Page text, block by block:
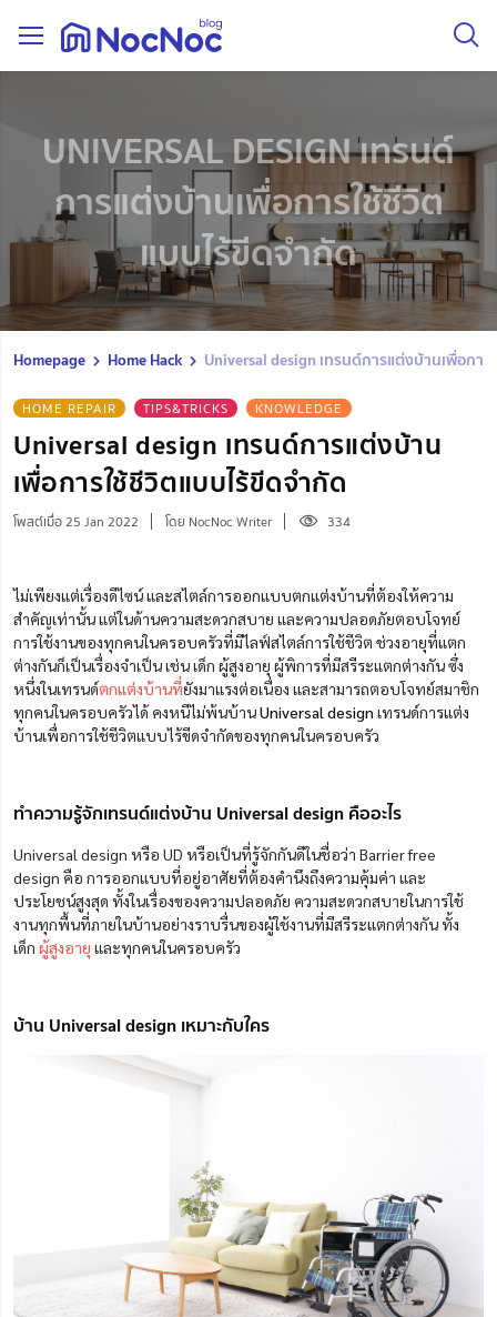
UNIVERSAL DESIGN เทรนด์
การแต่งบ้านเพื่อการใช้ชีวิต
แบบไร้ขีดจำกัด
Homepage Home Hack Universal design เทรนด์การแต่งบ้านเพื่อกา
HOME REPAIR TIPS&TRICKS KNOWLEDGE
Universal design เทรนด์การแต่งบ้าน
เพื่อการใช้ชีวิตแบบไร้ขีดจำกัด
โพสต์เมื่อ 25 Jan 2022 โดย NocNoc Writer 334
ไม่เพียงแต่เรื่องดีไซน์ และสไตล์การออกแบบตกแต่งบ้านที่ต้องให้ความ
สำคัญเท่านั้น แต่ในด้านความสะดวกสบาย และความปลอดภัยตอบโจทย์
การใช้งานของทุกคนในครอบครัวที่มีไลฟ์สไตล์การใช้ชีวิต ช่วงอายุที่แตก
ต่างกันก็เป็นเรื่องจำเป็น เช่น เด็ก ผู้สูงอายุ ผู้พิการที่มีสรีระแตกต่างกัน ซึ่ง
หนึ่งในเทรนด์ตกแต่งบ้านที่ยังมาแรงต่อเนื่อง และสามารถตอบโจทย์สมาชิก
ทุกคนในครอบครัวได้ คงหนีไม่พ้นบ้านUniversal design เทรนด์การแต่ง
บ้านเพื่อการใช้ชีวิตแบบไร้ขีดจำกัดของทุกคนในครอบครัว
ทำความรู้จักเทรนด์แต่งบ้าน Universal design คืออะไร
Universal design หรือ UD หรือเป็นที่รู้จักกันดีในชื่อว่า Barrier free
design คือ การออกแบบที่อยู่อาศัยที่ต้องคำนึงถึงความคุ้มค่า และ
ประโยชน์สูงสุด ทั้งในเรื่องของความปลอดภัย ความสะดวกสบายในการใช้
งานทุกพื้นที่ภายในบ้านอย่างราบรื่นของผู้ใช้งานที่มีสรีระแตกต่างกัน ทั้ง
เด็ก ผู้สูงอายุ และทุกคนในครอบครัว
บ้าน Universal design เหมาะกับใคร